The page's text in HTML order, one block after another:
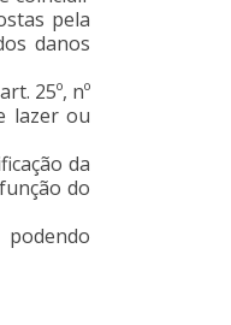
pela
danos
25º, nº
lazer ou
da
do